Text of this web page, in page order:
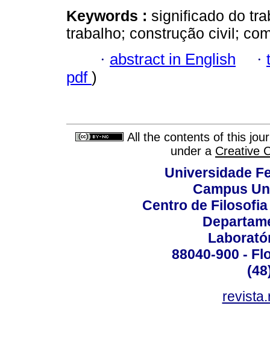
Keywords : significado do
trabalho; construção civil;
· abstract in English ·
pdf )
All the contents of this
under a Creative
Universidade
Campus
Centro de
88040-900 -